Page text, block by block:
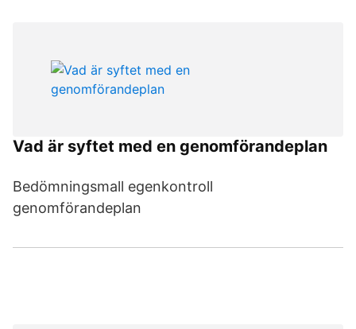
Vad är syftet med en genomförandeplan
Bedömningsmall egenkontroll
genomförandeplan